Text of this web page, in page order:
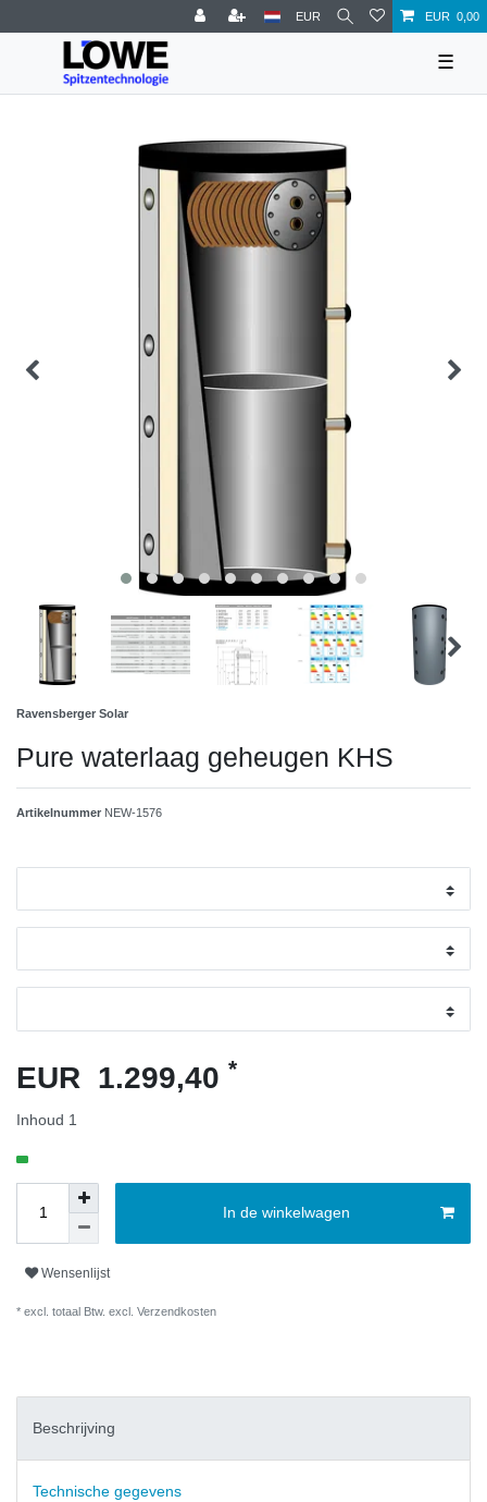
EUR EUR 0,00
☰
Ravensberger Solar
Pure waterlaag geheugen KHS
Artikelnummer NEW-1576
EUR 1.299,40 *
Inhoud 1
In de winkelwagen
Wensenlijst
* excl. totaal Btw. excl. Verzendkosten
Beschrijving
Technische gegevens